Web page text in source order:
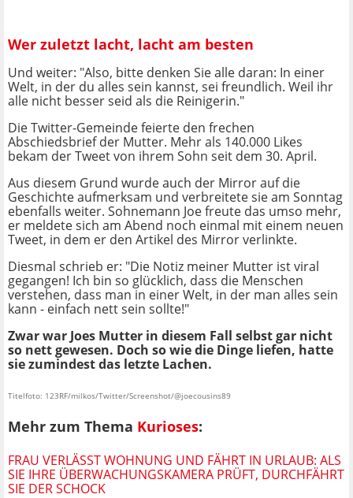
Wer zuletzt lacht, lacht am besten
Und weiter: "Also, bitte denken Sie alle daran: In einer
Welt, in der du alles sein kannst, sei freundlich. Weil ihr
alle nicht besser seid als die Reinigerin."
Die Twitter-Gemeinde feierte den frechen
Abschiedsbrief der Mutter. Mehr als 140.000 Likes
bekam der Tweet von ihrem Sohn seit dem 30. April.
Aus diesem Grund wurde auch der Mirror auf die
Geschichte aufmerksam und verbreitete sie am Sonntag
ebenfalls weiter. Sohnemann Joe freute das umso mehr,
er meldete sich am Abend noch einmal mit einem neuen
Tweet, in dem er den Artikel des Mirror verlinkte.
Diesmal schrieb er: "Die Notiz meiner Mutter ist viral
gegangen! Ich bin so glücklich, dass die Menschen
verstehen, dass man in einer Welt, in der man alles sein
kann - einfach nett sein sollte!"
Zwar war Joes Mutter in diesem Fall selbst gar nicht
so nett gewesen. Doch so wie die Dinge liefen, hatte
sie zumindest das letzte Lachen.
Titelfoto: 123RF/milkos/Twitter/Screenshot/@joecousins89
Mehr zum Thema Kurioses:
FRAU VERLÄSST WOHNUNG UND FÄHRT IN URLAUB: ALS
SIE IHRE ÜBERWACHUNGSKAMERA PRÜFT, DURCHFÄHRT
SIE DER SCHOCK